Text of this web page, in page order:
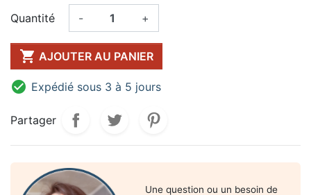
Quantité - +
 AJOUTER AU PANIER
 Expédié sous 3 à 5 jours
Partager
Une question ou un besoin de